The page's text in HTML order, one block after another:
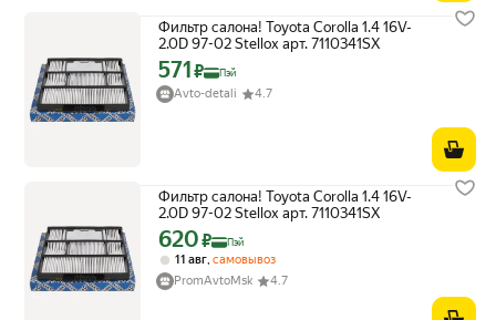
Фильтр салона! Toyota Corolla 1.4 16V-
2.0D 97-02 Stellox арт. 7110341SX
Цена с картой Яндекс Пэй 571 ₽ вместо
571₽ Пэй
Avto-detali 4.7
Фильтр салона! Toyota Corolla 1.4 16V-
2.0D 97-02 Stellox арт. 7110341SX
Цена с картой Яндекс Пэй 620 ₽ вместо
620₽ Пэй
11 авг, самовывоз
PromAvtoMsk
4.7